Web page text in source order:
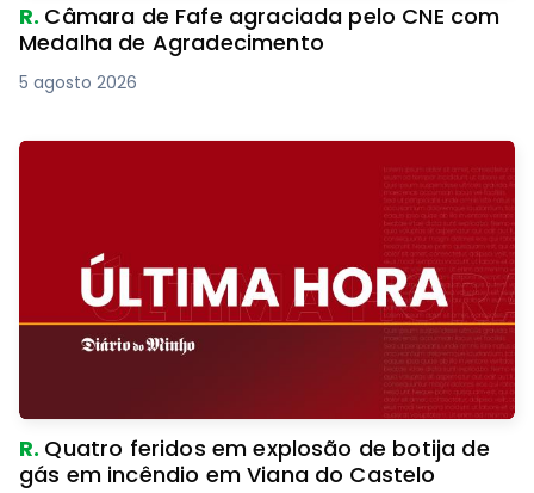
R. Câmara de Fafe agraciada pelo CNE com
Medalha de Agradecimento
5 agosto 2026
R. Quatro feridos em explosão de botija de
gás em incêndio em Viana do Castelo